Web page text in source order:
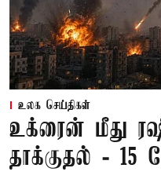
உலக செய்திகள்
உக்ரைன் மீது
தாக்குதல் - 15